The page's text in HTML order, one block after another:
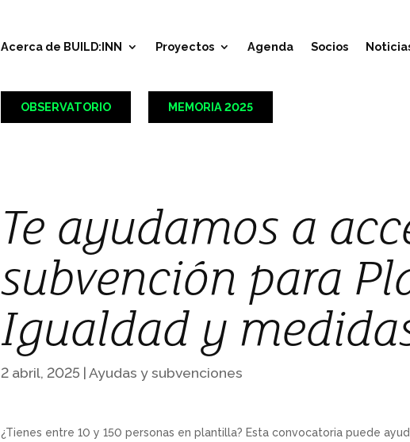
Acerca de BUILD:INN Proyectos Agenda Socios
OBSERVATORIO MEMORIA 2025
Te ayudamos a
subvención para
Igualdad y
2 abril, 2025 |Ayudas y subvenciones
¿Tienes entre 10 y 150 personas en plantilla? Esta convocatoria puede